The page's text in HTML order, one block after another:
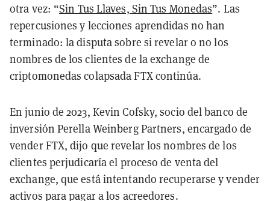
otra vez: “Sin Tus Llaves, Sin Tus Monedas”. Las
repercusiones y lecciones aprendidas no han
terminado: la disputa sobre si revelar o no los
nombres de los clientes de la exchange de
criptomonedas colapsada FTX continúa.
En junio de 2023, Kevin Cofsky, socio del banco de
inversión Perella Weinberg Partners, encargado de
vender FTX, dijo que revelar los nombres de los
clientes perjudicaría el proceso de venta del
exchange, que está intentando recuperarse y vender
activos para pagar a los acreedores.